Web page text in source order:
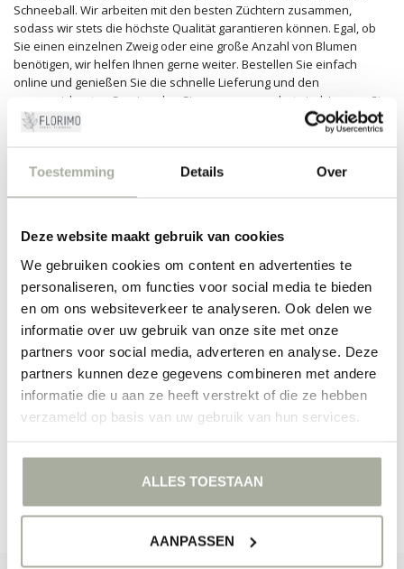
Toestemming Details Over
Deze website maakt gebruik van cookies
We gebruiken cookies om content en advertenties te
personaliseren, om functies voor social media te bieden
en om ons websiteverkeer te analyseren. Ook delen we
informatie over uw gebruik van onze site met onze
partners voor social media, adverteren en analyse. Deze
partners kunnen deze gegevens combineren met andere
informatie die u aan ze heeft verstrekt of die ze hebben
verzameld op basis van uw gebruik van hun services.
ALLES TOESTAAN
AANPASSEN
Schneeball. Wir arbeiten mit den besten Züchtern zusammen,
sodass wir stets die höchste Qualität garantieren können. Egal, ob
Sie einen einzelnen Zweig oder eine große Anzahl von Blumen
benötigen, wir helfen Ihnen gerne weiter. Bestellen Sie einfach
online und genießen Sie die schnelle Lieferung und den
ausgezeichneten Service, den Sie von uns gewohnt sind. Lassen Sie
uns die Arbeit machen, während Sie die Schönheit des Schneeballs
zu Hause oder im Büro genießen.
Entdecken Sie die Magie des Schneeballs in unserem Webshop und
FILTER
KEINE PRODUKTE GEFUNDEN!
WEITER EINKAUFEN